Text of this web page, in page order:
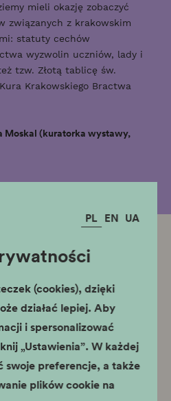
PL EN UA
(cookies), dzięki
działać lepiej. Aby
i spersonalizować
„Ustawienia”. W każdej
swoje preferencje, a także
plików cookie na
mieli okazję zobaczyć
związanych z krakowskim
statuty cechów
wyzwolin uczniów, lady i
tzw. Złotą tablicę św.
Krakowskiego Bractwa
Moskal (kuratorka wystawy,